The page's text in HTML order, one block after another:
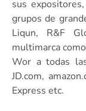
sus
grupos de
Liqun, R&F
multimarca
Wor a todas
JD.com,
Express etc.